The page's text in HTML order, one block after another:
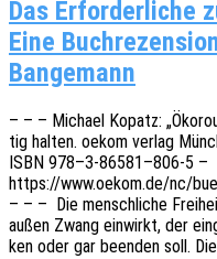
Das Erfor­der­li­che
Eine
Bangemann
– – – Micha­el Kopatz:
tig halten. oekom verlag
ISBN 978–3‑86581–806‑5 –
https://www.oekom.de/nc/
– – – Die mensch­li­che
außen Zwang einwirkt, der
ken oder gar been­den soll.